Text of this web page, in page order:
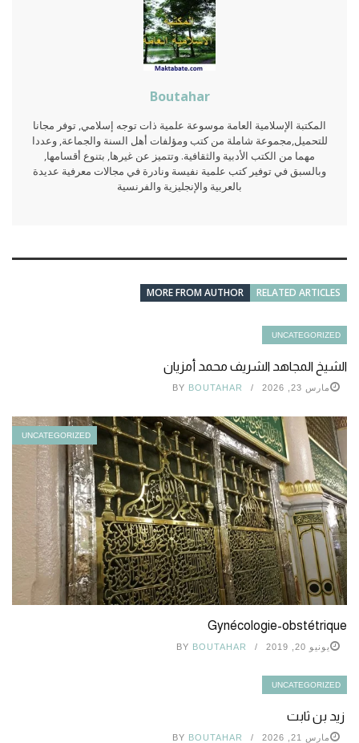
Boutahar
المكتبة الإسلامية العامة موسوعة علمية ذات توجه إسلامي, توفر مجانا
للتحميل,مجموعة شاملة من كتب ومؤلفات أهل السنة والجماعة, وعددا
مهما من الكتب الأدبية والثقافية. وتتميز عن غيرها, بتنوع أقسامها,
وبالسبق في توفير كتب علمية نفيسة ونادرة في مجالات معرفية عديدة
بالعربية والإنجليزية والفرنسية
RELATED ARTICLES
MORE FROM AUTHOR
UNCATEGORIZED
الشيخ المجاهد الشريف محمد أمزيان
مارس 23, 2026 BY BOUTAHAR
UNCATEGORIZED
Gynécologie-obstétrique
يونيو 20, 2019 BY BOUTAHAR
UNCATEGORIZED
زيد بن ثابت
مارس 21, 2026 BY BOUTAHAR